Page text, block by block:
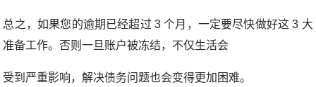
总之，如果您的逾期已经超过 3 个月，一定要尽快做好这 3 大
准备工作。否则一旦账户被冻结，不仅生活会
受到严重影响，解决债务问题也会变得更加困难。